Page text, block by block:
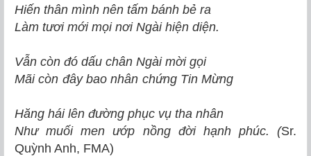
Hiến thân mình nên tấm bánh bẻ ra
Làm tươi mới mọi nơi Ngài hiện diện.
Vẫn còn đó dấu chân Ngài mời gọi
Mãi còn đây bao nhân chứng Tin Mừng
Hăng hái lên đường phục vụ tha nhân
Như muối men ướp nồng đời hạnh phúc. (Sr.
Quỳnh Anh, FMA)